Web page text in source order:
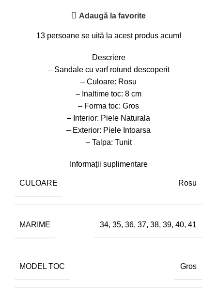
Adaugă la favorite
13 persoane se uită la acest produs acum!
Descriere
– Sandale cu varf rotund descoperit
– Culoare: Rosu
– Inaltime toc: 8 cm
– Forma toc: Gros
– Interior: Piele Naturala
– Exterior: Piele Intoarsa
– Talpa: Tunit
Informații suplimentare
CULOARE Rosu
MARIME 34, 35, 36, 37, 38, 39, 40, 41
MODEL TOC Gros